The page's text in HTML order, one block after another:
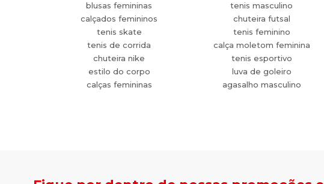
blusas femininas
calçados femininos
tenis skate
tenis de corrida
chuteira nike
estilo do corpo
calças femininas
tenis masculino
chuteira futsal
tenis feminino
calça moletom feminina
tenis esportivo
luva de goleiro
agasalho masculino